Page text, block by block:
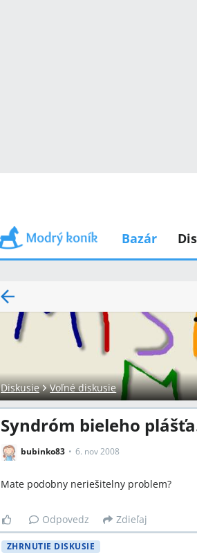
Bazár
Diskusie Voľné diskusie
Syndróm bieleho
bubinko83 6. nov 2008
Mate podobny neriešitelny problem?
Odpovedz Zdieľaj
ZHRNUTIE DISKUSIE